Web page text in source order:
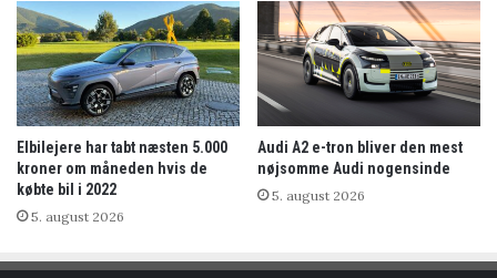
Elbilejere har tabt næsten 5.000
kroner om måneden hvis de
købte bil i 2022
5. august 2026
Audi A2 e-tron bliver den mest
nøjsomme Audi nogensinde
5. august 2026